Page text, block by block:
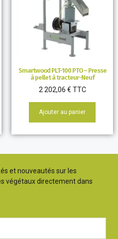
Smartwood PLT-100 PTO – Presse
à pellet à tracteur-Neuf
2 202,06 € TTC
Ajouter au panier
et nouveautés sur les
végétaux directement dans